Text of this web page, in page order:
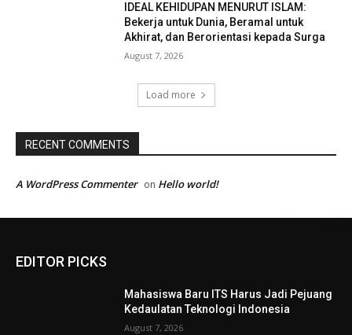
IDEAL KEHIDUPAN MENURUT ISLAM:
Bekerja untuk Dunia, Beramal untuk
Akhirat, dan Berorientasi kepada Surga
August 7, 2026
Load more
RECENT COMMENTS
A WordPress Commenter on Hello world!
EDITOR PICKS
Mahasiswa Baru ITS Harus Jadi Pejuang
Kedaulatan Teknologi Indonesia
August 7, 2026